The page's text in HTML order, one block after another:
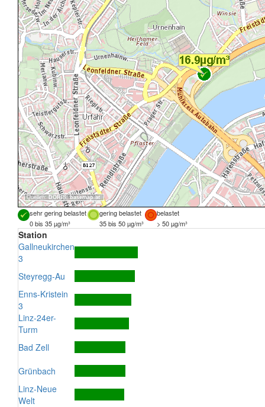
Quellen: DORIS,basemap.at
sehr gering belastet gering belastet
belastet
0 bis 35 µg/m³
35 bis 50 µg/m³ > 50 µg/m³
Station
Gallneukirchen
3
Steyregg-Au
Enns-Kristein
3
Linz-24er-
Turm
Bad Zell
Grünbach
Linz-Neue
Welt